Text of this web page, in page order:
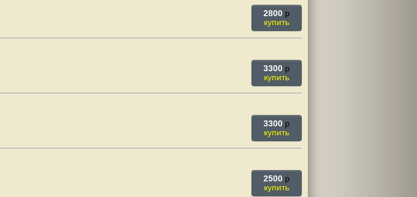
2800 p
купить
3300 p
купить
3300 p
купить
2500 p
купить